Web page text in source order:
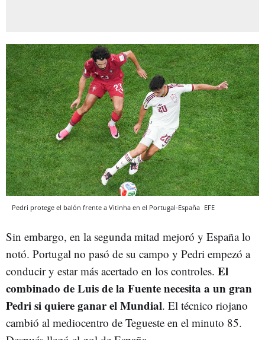
Pedri protege el balón frente a Vitinha en el Portugal-España EFE
Sin embargo, en la segunda mitad mejoró y España lo
notó. Portugal no pasó de su campo y Pedri empezó a
conducir y estar más acertado en los controles. El
combinado de Luis de la Fuente necesita a un gran
Pedri si quiere ganar el Mundial. El técnico riojano
cambió al mediocentro de Tegueste en el minuto 85.